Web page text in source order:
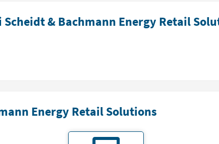
& Bachmann Energy Retail
Energy Retail Solutions